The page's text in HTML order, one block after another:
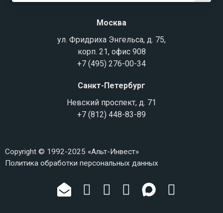
Москва
ул. Фридриха Энгельса, д. 75,
корп. 21, офис 908
+7 (495) 276-00-34
Санкт-Петербург
Невский проспект, д. 71
+7 (812) 448-83-89
Copyright © 1992-2025 «Альт-Инвест»
Политика обработки персональных данных